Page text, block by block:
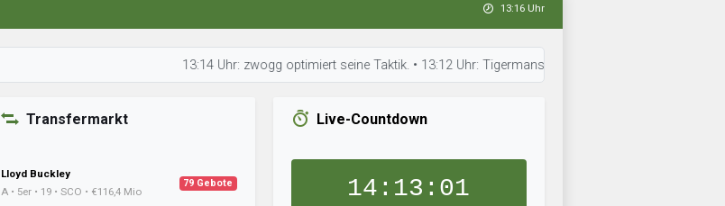
13:16 Uhr
13:14 Uhr: zwogg optimiert seine Taktik. • 13:12 Uhr: Tigermanschaft hat neue Taktiken eingeübt. •
Transfermarkt
Lloyd Buckley
A • 5er • 19 • SCO • €116,4 Mio
79 Gebote
Live-Countdown
14:13:00